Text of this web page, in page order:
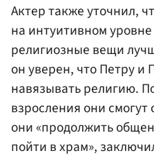
Актер также уточнил,
на интуитивном
религиозные вещи
он уверен, что Петру и
навязывать религию.
взросления они
они «продолжить
пойти в храм»,